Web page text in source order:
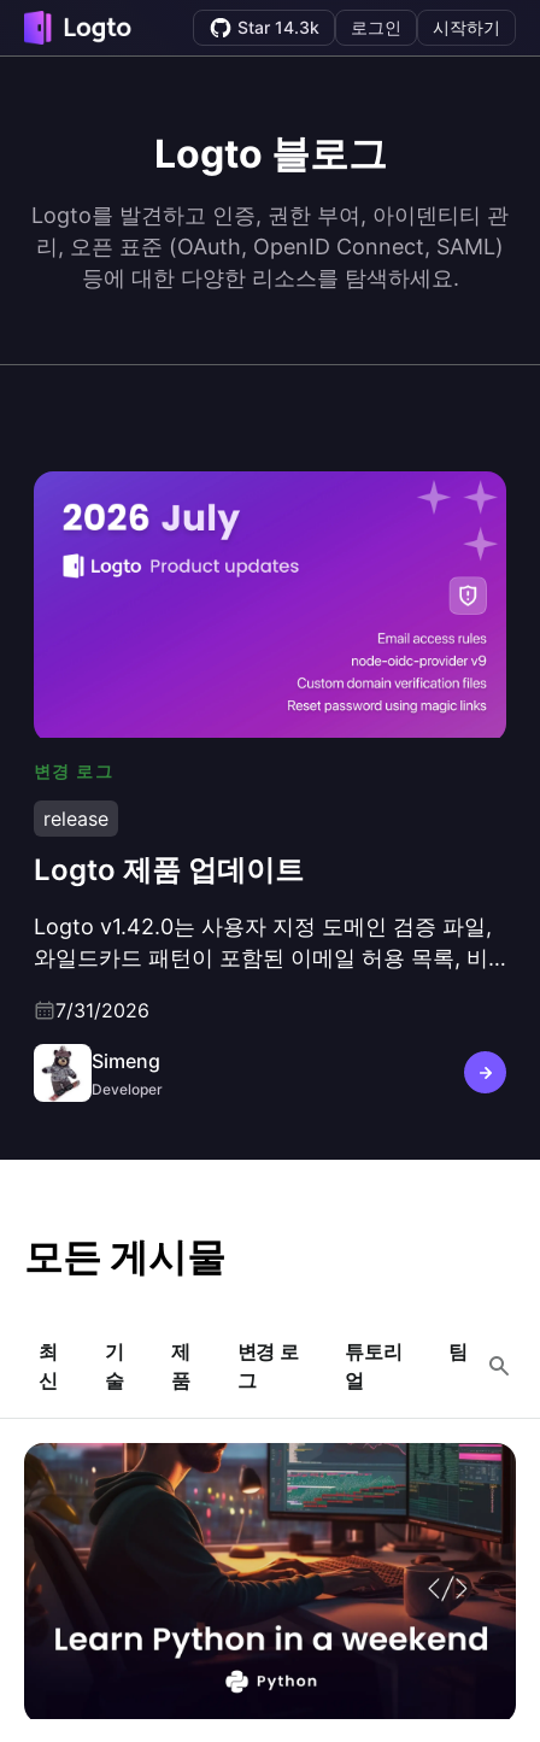
Star 14.3k 로그인 시작하기
Logto 블로그
Logto를 발견하고 인증, 권한 부여, 아이덴티티 관
리, 오픈 표준 (OAuth, OpenID Connect, SAML)
등에 대한 다양한 리소스를 탐색하세요.
변경 로그
release
Logto 제품 업데이트
Logto v1.42.0는 사용자 지정 도메인 검증 파일,
와일드카드 패턴이 포함된 이메일 허용 목록, 비
웹훅, 그리고 node-oidc-provider v9, Koa 3 기
반 프로토콜 계층 리프레시 및 기본 활성화된
SSRF 방어를 제공합니다.
7/31/2026
Simeng
Developer
Logto 제품 업데이트
모든 게시물
최
신
기
술
제
품
변경 로
그
튜토리
얼
팀
주말에 Python 배우기: 시작부터 완료된 프로젝트까지